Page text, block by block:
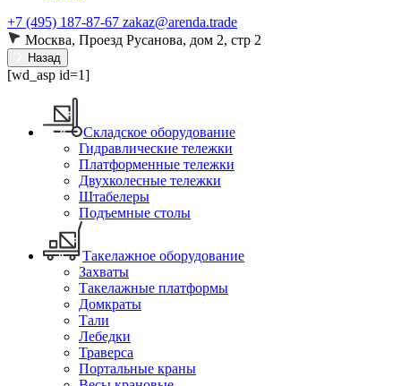
+7 (495) 187-87-67 zakaz@arenda.trade
Москва, Проезд Русанова, дом 2, стр 2
Назад
[wd_asp id=1]
Складское оборудование
Гидравлические тележки
Платформенные тележки
Двухколесные тележки
Штабелеры
Подъемные столы
Такелажное оборудование
Захваты
Такелажные платформы
Домкраты
Тали
Лебедки
Траверса
Портальные краны